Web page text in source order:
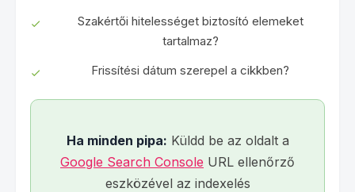
Szakértői hitelességet biztosító elemeket
tartalmaz?
Frissítési dátum szerepel a cikkben?
Ha minden pipa: Küldd be az oldalt a
Google Search Console URL ellenőrző
eszközével az indexelés